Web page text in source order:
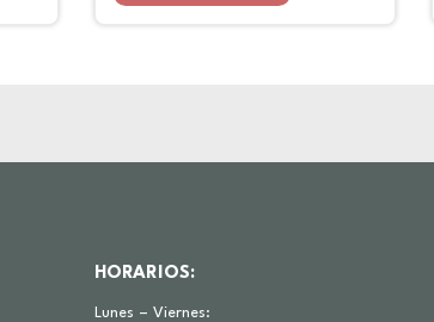
HORARIOS:
Lunes – Viernes: